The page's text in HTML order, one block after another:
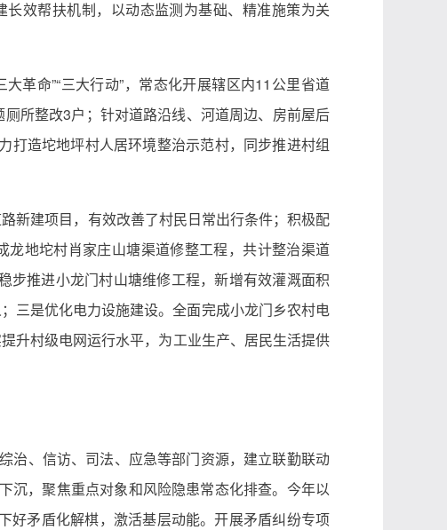
效帮扶机制，以动态监测为基础、精准施策为关
革命”“三大行动”，常态化开展辖区内11公里省道
所整改3户；针对道路沿线、河道周边、房前屋后
打造坨地坪村人居环境整治示范村，同步推进村组
新建项目，有效改善了村民日常出行条件；积极配
地坨村肖家庄山塘渠道修整工程，共计整治渠道
步推进小龙门村山塘维修工程，新增有效灌溉面积
三是优化电力设施建设。全面完成小龙门乡农村电
升村级电网运行水平，为工业生产、居民生活提供
治、信访、司法、应急等部门资源，建立联勤联动
沉，聚焦重点对象和风险隐患常态化排查。今年以
好矛盾化解棋，激活基层动能。开展矛盾纠纷专项